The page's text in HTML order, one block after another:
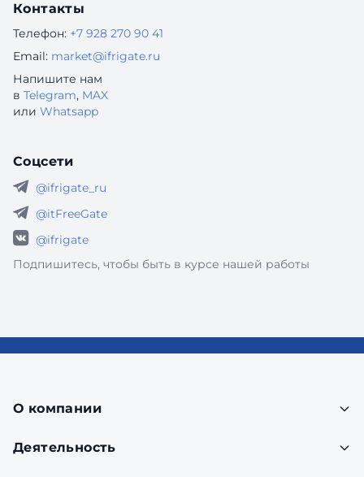
Контакты
Телефон: +7 928 270 90 41
Email: market@ifrigate.ru
Напишите нам
в Telegram, MAX
или Whatsapp
Соцсети
@ifrigate_ru
@itFreeGate
@ifrigate
Подпишитесь, чтобы быть в курсе нашей работы
О компании
Деятельность